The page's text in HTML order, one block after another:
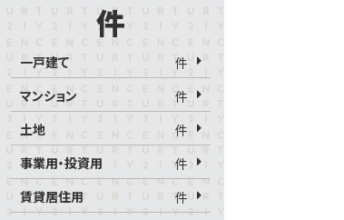
件
一戸建て
件
マンション
件
土地
件
事業用・投資用
件
賃貸居住用
件